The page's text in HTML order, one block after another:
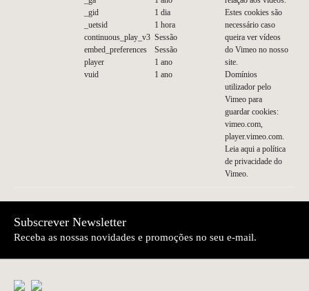
_gid
_uetsid
continuous_play_v3
embed_preferences
player
vuid
1 dia
1 hora
Sessão
Sessão
1 ano
1 ano
Estes cookies são
necessário caso
queira ver vídeos
do Vimeo no nosso
site.
Domínios
utilizador pelo
Vimeo para
guardar cookies:
vimeo.com,
player.vimeo.com.
Leia aqui a política
de privacidade do
Vimeo.
Subscrever Newsletter
Receba as nossas novidades e promoções no seu e-mail.